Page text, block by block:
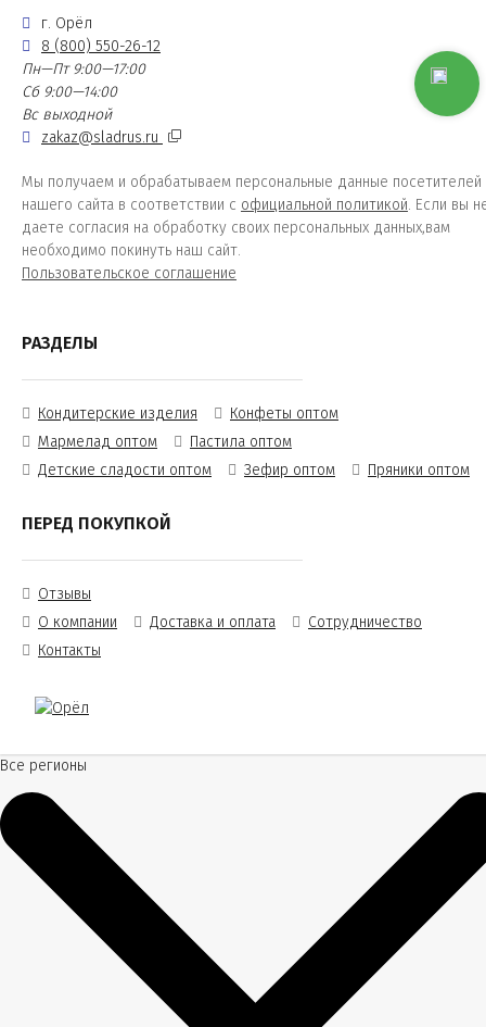
г. Орёл
8 (800) 550-26-12
Пн—Пт 9:00—17:00
Сб 9:00—14:00
Вс выходной
zakaz@sladrus.ru
Мы получаем и обрабатываем персональные данные посетителей
нашего сайта в соответствии с официальной политикой. Если вы
даете согласия на обработку своих персональных данных,вам
необходимо покинуть наш сайт.
Пользовательское соглашение
РАЗДЕЛЫ
Кондитерские изделия
Конфеты оптом
Мармелад оптом
Пастила оптом
Детские сладости оптом
Зефир оптом Пряники оптом
ПЕРЕД ПОКУПКОЙ
Отзывы
О компании
Доставка и оплата
Сотрудничество
Контакты
Все регионы